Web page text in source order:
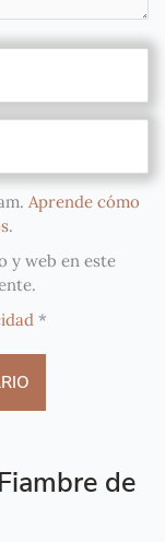
Aprende cómo
.
y web en este
*
de